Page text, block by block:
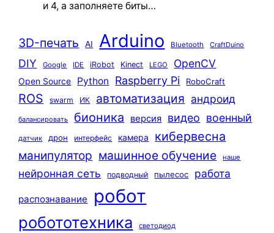
и 4, а заполняете биты…
3D-печать AI Arduino Bluetooth CraftDuino
DIY Google IDE iRobot Kinect LEGO OpenCV
Open Source Python Raspberry Pi RoboCraft
ROS swarm ИК автоматизация андроид
балансировать бионика версия видео военный
датчик дрон интерфейс камера кибервесна
манипулятор машинное обучение наше
нейронная сеть подводный пылесос работа
распознавание робот
робототехника светодиод